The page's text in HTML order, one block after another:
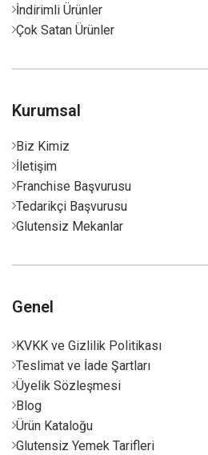
İndirimli Ürünler
Çok Satan Ürünler
Kurumsal
Biz Kimiz
İletişim
Franchise Başvurusu
Tedarikçi Başvurusu
Glutensiz Mekanlar
Genel
KVKK ve Gizlilik Politikası
Teslimat ve İade Şartları
Üyelik Sözleşmesi
Blog
Ürün Kataloğu
Glutensiz Yemek Tarifleri